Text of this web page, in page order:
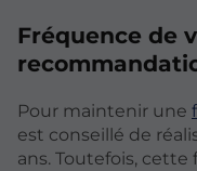
Fréquence de
Pour maintenir une
est conseillé de
ans. Toutefois,